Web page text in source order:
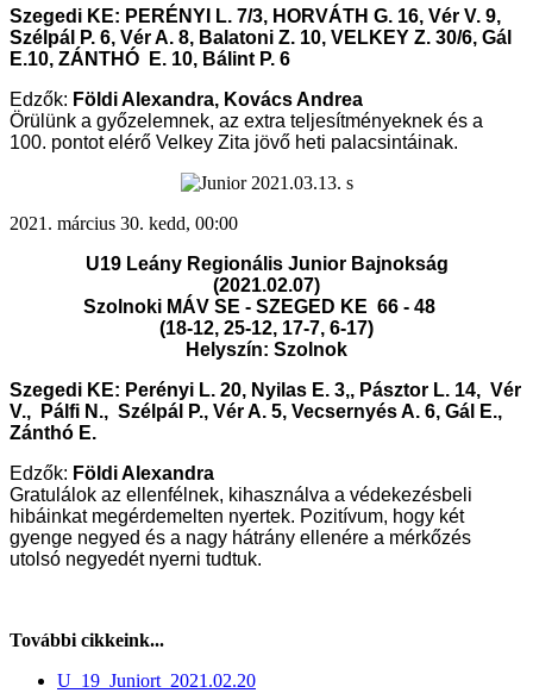
Szegedi KE: PERÉNYI L. 7/3, HORVÁTH G. 16, Vér V. 9,
Szélpál P. 6, Vér A. 8, Balatoni Z. 10, VELKEY Z. 30/6, Gál
E.10, ZÁNTHÓ E. 10, Bálint P. 6
Edzők: Földi Alexandra, Kovács Andrea
Örülünk a győzelemnek, az extra teljesítményeknek és a
100. pontot elérő Velkey Zita jövő heti palacsintáinak.
2021. március 30. kedd, 00:00
U19 Leány Regionális Junior Bajnokság
(2021.02.07)
Szolnoki MÁV SE - SZEGED KE 66 - 48
(18-12, 25-12, 17-7, 6-17)
Helyszín: Szolnok
Szegedi KE: Perényi L. 20, Nyilas E. 3,, Pásztor L. 14, Vér
V., Pálfi N., Szélpál P., Vér A. 5, Vecsernyés A. 6, Gál E.,
Zánthó E.
Edzők: Földi Alexandra
Gratulálok az ellenfélnek, kihasználva a védekezésbeli
hibáinkat megérdemelten nyertek. Pozitívum, hogy két
gyenge negyed és a nagy hátrány ellenére a mérkőzés
utolsó negyedét nyerni tudtuk.
További cikkeink...
U_19_Juniort_2021.02.20